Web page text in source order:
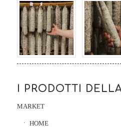
I PRODOTTI
MARKET
HOME